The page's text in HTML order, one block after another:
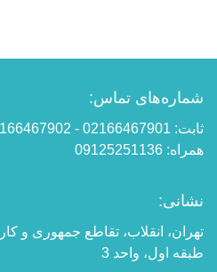
شماره‌های تماس:
ثابت: 02166467901 - 02166467902
همراه: 09125251136
نشانی:
طبقه اول، واحد 3